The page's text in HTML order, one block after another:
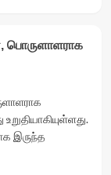
பொருளாளராக
இருந்த